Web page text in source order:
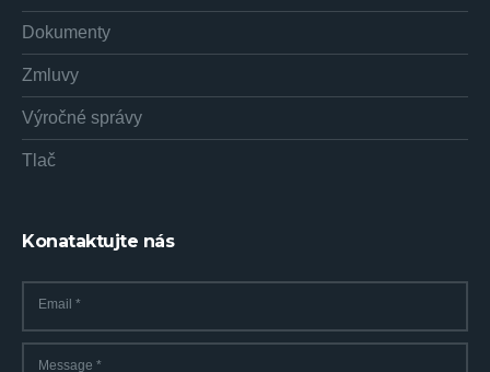
Dokumenty
Zmluvy
Výročné správy
Tlač
Konataktujte nás
Email*
Message*